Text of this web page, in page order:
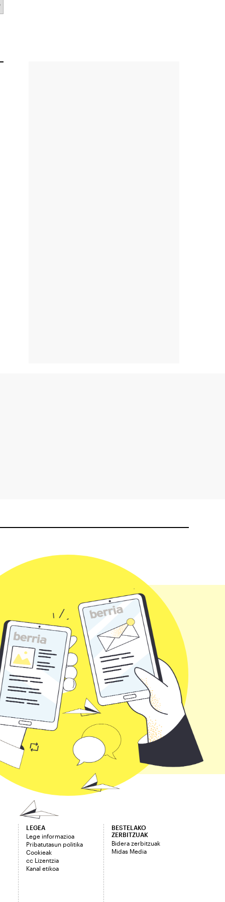
LEGEA
Lege informazioa
Pribatutasun politika
Cookieak
cc Lizentzia
Kanal etikoa
BESTELAKO
ZERBITZUAK
Bidera zerbitzuak
Midas Media